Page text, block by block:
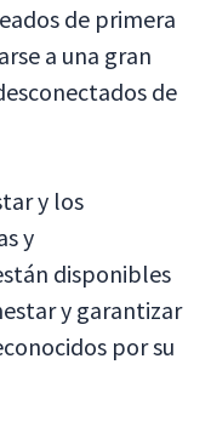
de primera
a una gran
de
y los
y
disponibles
y garantizar
por su